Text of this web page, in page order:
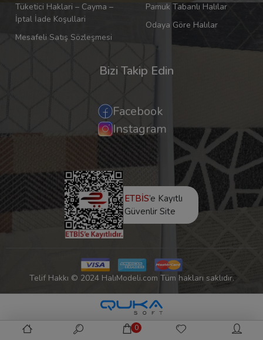
Tüketici Haklari – Cayma –
İptal İade Koşullari
Mesafeli Satış Sözleşmesi
Pamuk Tabanlı Halılar
Odaya Göre Halılar
Bizi Takip Edin
Facebook
Instagram
ETBİS’e Kayıtlı
Güvenlir Site
Telif Hakkı © 2024 HalıModeli.com Tüm hakları saklıdır.
0